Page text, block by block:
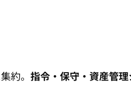
約。 指令・保守・資産管